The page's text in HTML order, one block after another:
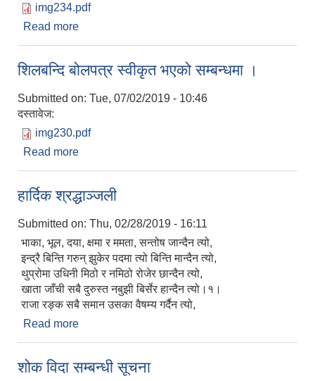
img234.pdf
Read more
शिलबन्दि बोलपत्र स्वीकृत भएको सम्बन्धमा ।
Submitted on: Tue, 07/02/2019 - 10:46
दस्तावेज:
img230.pdf
Read more
हार्दिक श्रद्धाञ्जली
Submitted on: Thu, 02/28/2019 - 16:11
भाका, भूल, दया, क्षमा र ममता, सन्तोष जान्दैन त्यो,
इन्द्रै बिन्ति गरुन् झुकेर पदमा त्यो बिन्ति मान्दैन त्यो,
थुप्रोमा उधिनी मिठो र नमिठो रोजेर छान्दैन त्यो,
खाता जाँची सबै दुरुस्त नबुझी बिर्सेर हान्दैन त्यो।१।
राजा रङ्क सबै समान उसका वैषम्य गर्दैन त्यो,
Read more
शोक विदा सम्बन्धी सूचना